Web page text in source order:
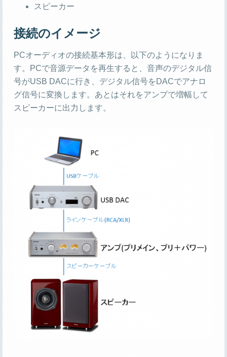
スピーカー
接続のイメージ
PCオーディオの接続基本形は、以下のようになりま
す。PCで音源データを再生すると、音声のデジタル信
号がUSB DACに行き、デジタル信号をDACでアナロ
グ信号に変換します。あとはそれをアンプで増幅して
スピーカーに出力します。